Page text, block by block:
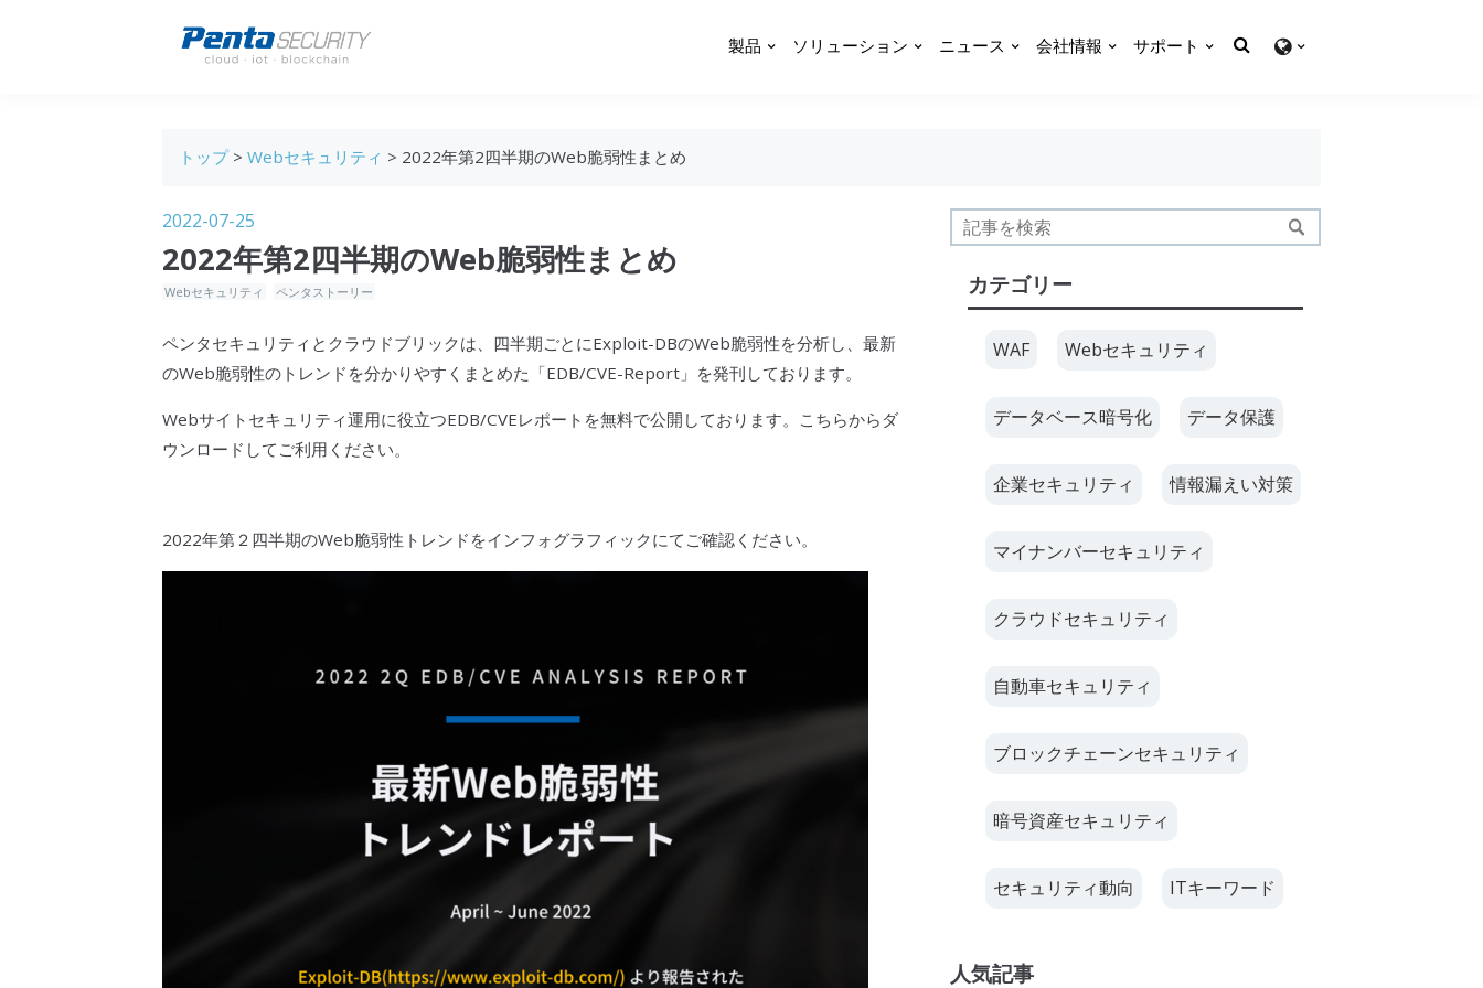
製品 ソリューション ニュース 会社情報 サポート
トップ>Webセキュリティ > 2022年第2四半期のWeb脆弱性まとめ
2022-07-25
2022年第2四半期のWeb脆弱性まとめ
Webセキュリティ ペンタストーリー
ペンタセキュリティ と クラウドブリックは、四半期ごとにExploit-DBのWeb脆弱性を分析し、最新
のWeb脆弱性のトレンドを分かりやすくまとめた「EDB/CVE-Report」を発刊しております。
Webサイトセキュリティ運用に役立つEDB/CVEレポートを無料で公開しております。こちらからダ
ウンロードしてご利用ください。
2022年第２四半期のWeb脆弱性 トレンドをインフォグラフィックにてご確認ください。
カテゴリー
WAF Webセキュリティ
データベース暗号化 データ保護
企業セキュリティ 情報漏えい対策
マイナンバーセキュリティ
クラウドセキュリティ
自動車セキュリティ
ブロックチェーンセキュリティ
暗号資産セキュリティ
セキュリティ動向 ITキーワード
人気記事